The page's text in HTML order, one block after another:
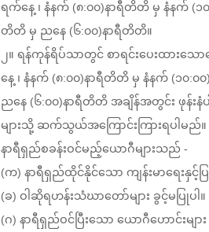
ရက်နေ့ ၊ နံနက် (၈:၀၀)နာရီတိတိ မှ နံနက် (၁
တိတိ မှ ညနေ (၆:၀၀)နာရီတိတိ။
၂။ ရန်ကုန်ရိပ်သာတွင် စာရင်းပေးထားသ
နေ့ ၊ နံနက် (၈:၀၀)နာရီတိတိ မှ နံနက် (၁၀:
ညနေ (၆:၀၀)နာရီတိတိ အချိန်အတွင်း ဖုန်းနံပါ
များသို့ ဆက်သွယ်အကြောင်းကြားရပါမည်။
နာရီရှည်စခန်းဝင်မည့်ယောဂီများသည် -
(က) နာရီရှည်ထိုင်နိုင်သော ကျန်းမာရေးနှင့်
(ခ) ဝါဆိုရဟန်းသံဃာတော်များ ခွင့်မပြုပါ။
(ဂ) နာရီရှည်ဝင်ပြီးသော ယောဂီဟောင်းမျာ